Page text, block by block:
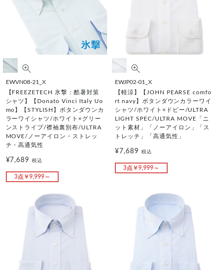
EWVN08-21_X
【FREEZETECH 氷撃：酷暑対策
シャツ】【Donato Vinci Italy Uo
mo】【STYLISH】ボタンダウンカ
ラーワイシャツ/ホワイト×グリー
ンストライプ/襟袖裏別布/ULTRA
MOVE/ノーアイロン・ストレッ
チ・高通気性
¥7,689税込
3点￥9,999～
EWJP02-01_X
【軽涼】【JOHN PEARSE comfo
rt navy】ボタンダウンカラーワイ
シャツ/ホワイト×ドビー/ULTRA
LIGHT SPEC/ULTRA MOVE「ニ
ット素材」「ノーアイロン」「ス
トレッチ」「高通気性」
¥7,689 税込
3点￥9,999～